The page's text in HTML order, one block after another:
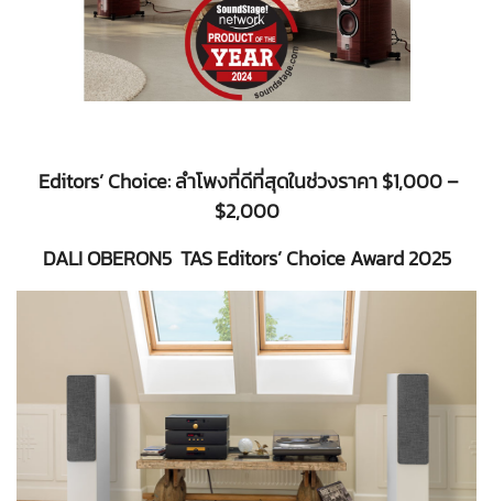
Editors’ Choice: ลำโพงที่ดีที่สุดในช่วงราคา $1,000 –
$2,000
DALI OBERON5 TAS Editors’ Choice Award 2025